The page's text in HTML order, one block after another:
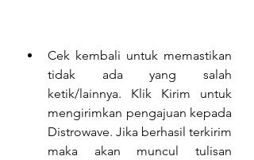
Cek kembali untuk memastikan
tidak ada yang salah
ketik/lainnya. Klik Kirim untuk
mengirimkan pengajuan kepada
Distrowave. Jika berhasil terkirim
maka akan muncul tulisan